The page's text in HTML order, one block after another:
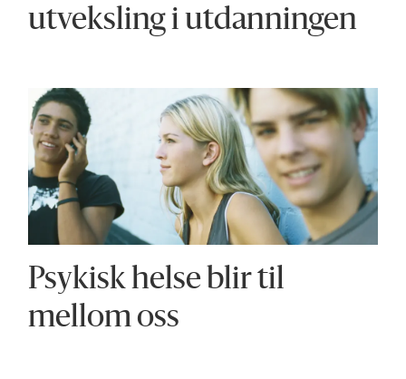
utveksling i utdanningen
Psykisk helse blir til
mellom oss